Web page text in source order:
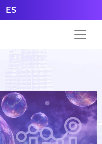
ES